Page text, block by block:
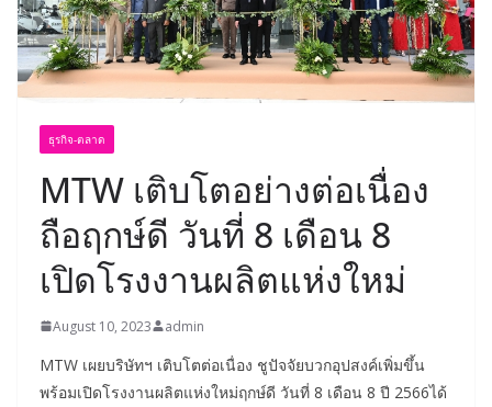
ธุรกิจ-ตลาด
MTW เติบโตอย่างต่อเนื่อง
ถือฤกษ์ดี วันที่ 8 เดือน 8
เปิดโรงงานผลิตแห่งใหม่
August 10, 2023 admin
MTW เผยบริษัทฯ เติบโตต่อเนื่อง ชูปัจจัยบวกอุปสงค์เพิ่มขึ้น
พร้อมเปิดโรงงานผลิตแห่งใหม่ฤกษ์ดี วันที่ 8 เดือน 8 ปี 2566ได้